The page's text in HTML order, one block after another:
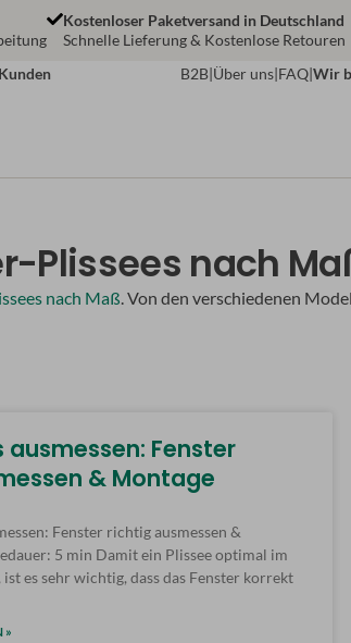
Kostenloser Paketversand in Deutschland
Schnelle Lieferung & Kostenlose Retouren
B2B|Über uns|FAQ|Wir
Plissees nach
nach Maß. Von den verschiedenen
ausmessen: Fenster
& Montage
Fenster richtig ausmessen &
5 min Damit ein Plissee optimal im
ist es sehr wichtig, dass das Fenster korrekt
»